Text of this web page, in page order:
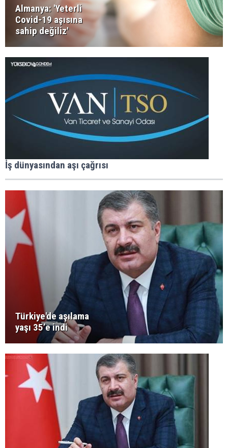
Almanya: 'Yeterli
Covid-19 aşısına
sahip değiliz'
İş dünyasından aşı çağrısı
Türkiye'de aşılama
yaşı 35’e indi